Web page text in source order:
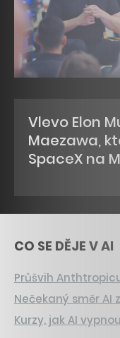
Vlevo Elon
Maezawa,
SpaceX na
CO SE DĚJE V AI
Průšvih
Nečekaný směr AI
Kurzy, jak AI